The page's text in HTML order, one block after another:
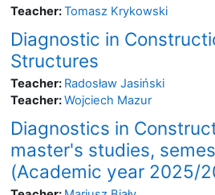
Teacher:Tomasz Krykowski
Diagnostic in
Structures
Teacher: Radosław Jasiński
Teacher:Wojciech Mazur
Diagnostics in
master's studies,
(Academic year 2025/